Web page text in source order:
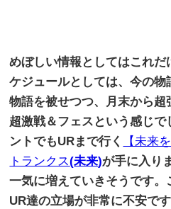
めぼしい情報としてはこれ
ケジュールとしては、今の物
物語を被せつつ、月末から
超激戦＆フェスという感じ
ントでもURまで行く
【未来
トランクス(未来)が手に入り
一気に増えていきそうです
UR達の立場が非常に不安で